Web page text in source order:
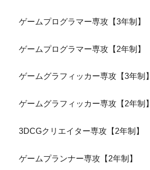
ゲームプログラマー専攻【3年制】
ゲームプログラマー専攻【2年制】
ゲームグラフィッカー専攻【3年制】
ゲームグラフィッカー専攻【2年制】
3DCGクリエイター専攻【2年制】
ゲームプランナー専攻【2年制】